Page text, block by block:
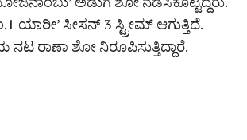
ಯಾರೀ’ ಸೀಸನ್‌ 3 ಸ್ಟ್ರೀಮ್ ಆಗುತ್ತಿದೆ.
ನಟ ರಾಣಾ ಶೋ ನಿರೂಪಿಸುತ್ತಿದ್ದಾರೆ.